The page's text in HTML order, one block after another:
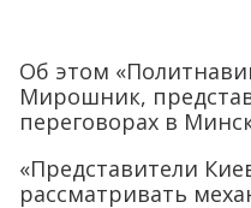
Об этом
Мирошник,
переговорах в
«Представители
рассматривать